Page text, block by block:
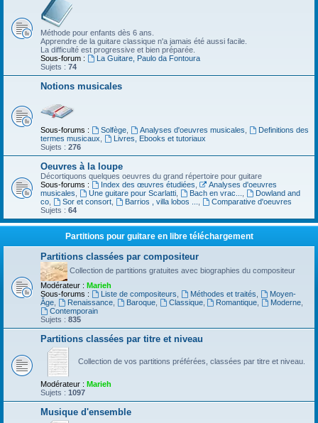
Méthode pour enfants dès 6 ans.
Apprendre de la guitare classique n'a jamais été aussi facile.
La difficulté est progressive et bien préparée.
Sous-forum :
La Guitare, Paulo da Fontoura
Sujets : 74
Notions musicales
Sous-forums : Solfège, Analyses d'oeuvres musicales
Definitions des
termes musicaux
Livres, Ebooks et tutoriaux
Sujets : 276
Oeuvres à la loupe
Décortiquons quelques oeuvres du grand répertoire pour guitare
Sous-forums :
Index des œuvres étudiées
Analyses d'oeuvres
musicales
Une guitare pour Scarlatti, Bach en vrac...
Dowland and
co
Sor et consort, Barrios , villa lobos ...
Comparative d'oeuvres
Sujets : 64
Partitions pour guitare en libre téléchargement
Partitions classées par compositeur
Collection de partitions gratuites avec biographies du compositeur
Modérateur : Marieh
Sous-forums :
Liste de compositeurs Méthodes et traités
Moyen-
Âge
Renaissance, Baroque, Classique, Romantique Moderne
Contemporain
Sujets : 835
Partitions classées par titre et niveau
Collection de vos partitions préférées, classées par titre et niveau.
Modérateur : Marieh
Sujets : 1097
Musique d'ensemble